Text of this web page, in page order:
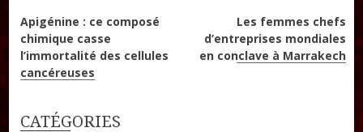
Navigation
de
l’article
Apigénine : ce composé
chimique casse
l’immortalité des cellules
cancéreuses
Les femmes chefs
d’entreprises mondiales
en conclave à Marrakech
CATÉGORIES